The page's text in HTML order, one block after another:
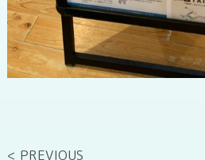
< PREVIOUS